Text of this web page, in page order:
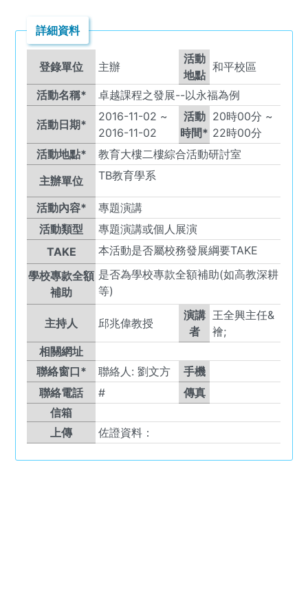
詳細資料
登錄單位 主辦
活動
地點
和平校區
活動名稱* 卓越課程之發展--以永福為例
活動日期*
2016-11-02 ~
2016-11-02
活動
時間*
20時00
分 ~
22時00分
活動地點*
教育大樓二樓綜合活動研討室
主辦單位
TB教育學系
活動內容*
專題演講
活動類型
專題演講或個人展演
TAKE
本活動是否屬校務發展綱要TAKE
學校專款全額
補助
是否為學校專款全額補助(如高教深耕
等)
主持人 邱兆偉教授
演講
者
王全興主任&
襘;
相關網址
聯絡窗口*
聯絡人: 劉文方
手機
聯絡電話
#
傳真
信箱
上傳
佐證資料：